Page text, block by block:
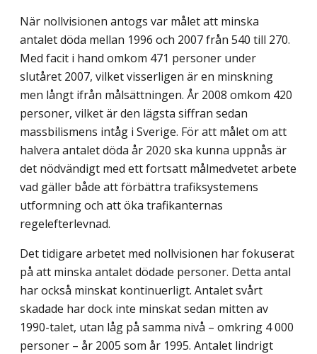
När nollvisionen antogs var målet att minska
antalet döda mellan 1996 och 2007 från 540 till 270.
Med facit i hand omkom 471 personer under
slutåret 2007, vilket visserligen är en minskning
men långt ifrån målsättningen. År 2008 omkom 420
personer, vilket är den lägsta siffran sedan
massbilismens intåg i Sverige. För att målet om att
halvera antalet döda år 2020 ska kunna uppnås är
det nödvändigt med ett fortsatt målmedvetet arbete
vad gäller både att förbättra trafiksystemens
utformning och att öka trafikanternas
regelefterlevnad.
Det tidigare arbetet med nollvisionen har fokuserat
på att minska antalet dödade personer. Detta antal
har också minskat kontinuerligt. Antalet svårt
skadade har dock inte minskat sedan mitten av
1990-talet, utan låg på samma nivå – omkring 4 000
personer – år 2005 som år 1995. Antalet lindrigt